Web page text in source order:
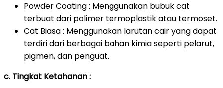
Powder Coating : Menggunakan bubuk cat
terbuat dari polimer termoplastik atau termoset.
Cat Biasa : Menggunakan larutan cair yang dapat
terdiri dari berbagai bahan kimia seperti pelarut,
pigmen, dan penguat.
c. Tingkat Ketahanan :